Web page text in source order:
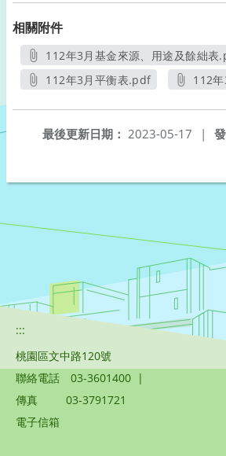
相關附件
112年3月基金來源、用途及餘絀表
另開新視窗
112年3月平衡表.pdf
112
最後更新日期： 2023-05-17
|
:::
桃園區文中路120號
聯絡電話
03-3601400 |
傳真
03-3791721
電子信箱